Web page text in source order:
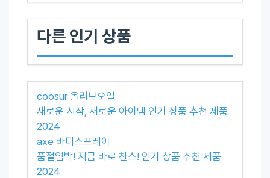
다른 인기 상품
coosur 올리브오일
새로운 시작, 새로운 아이템 인기 상품 추천 제품
2024
axe 바디스프레이
품절임박! 지금 바로 찬스! 인기 상품 추천 제품
2024